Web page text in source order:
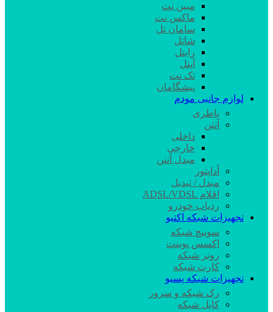
مبین نت
ماکس نت
سامان تل
شاتل
رایتل
آپتل
تک نت
پیشگامان
لوازم جانبی مودم
باطری
آنتن
داخلی
خارجی
مبدل آنتن
آداپتور
مبدل / تبدیل
اقلام ADSL/VDSL
ردیاب خودرو
تجهیزات شبکه اکتیو
سوییچ شبکه
اکسس پوینت
روتر شبکه
کارت شبکه
تجهیزات شبکه پسیو
رک شبکه و سرور
کابل شبکه